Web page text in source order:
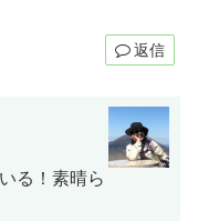
返信
る！素晴ら